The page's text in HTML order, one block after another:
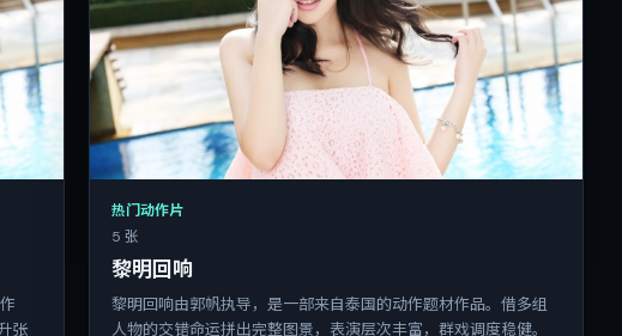
张
热门动作片
5 张
黎明回响
黎明回响由郭帆执导，是一部来自泰国的动作题材作品。借多组
人物的交错命运拼出完整图景，表演层次丰富，群戏调度稳健。